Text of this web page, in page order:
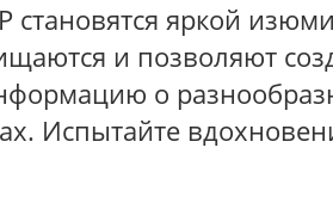
яркой
и позволяют
о
Испытайте